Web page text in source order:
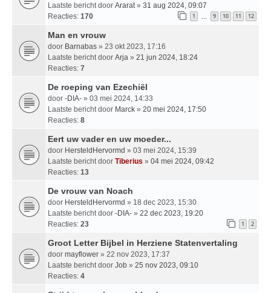
Laatste bericht door Ararat » 31 aug 2024, 09:07
Reacties: 170 1 … 9 10 11 12
Man en vrouw
door Barnabas » 23 okt 2023, 17:16
Laatste bericht door Arja » 21 jun 2024, 18:24
Reacties: 7
De roeping van Ezechiël
door -DIA- » 03 mei 2024, 14:33
Laatste bericht door Marck » 20 mei 2024, 17:50
Reacties: 8
Eert uw vader en uw moeder...
door HersteldHervormd » 03 mei 2024, 15:39
Laatste bericht door Tiberius » 04 mei 2024, 09:42
Reacties: 13
De vrouw van Noach
door HersteldHervormd » 18 dec 2023, 15:30
Laatste bericht door -DIA- » 22 dec 2023, 19:20
Reacties: 23 1 2
Groot Letter Bijbel in Herziene Statenvertaling
door mayflower » 22 nov 2023, 17:37
Laatste bericht door Job » 25 nov 2023, 09:10
Reacties: 4